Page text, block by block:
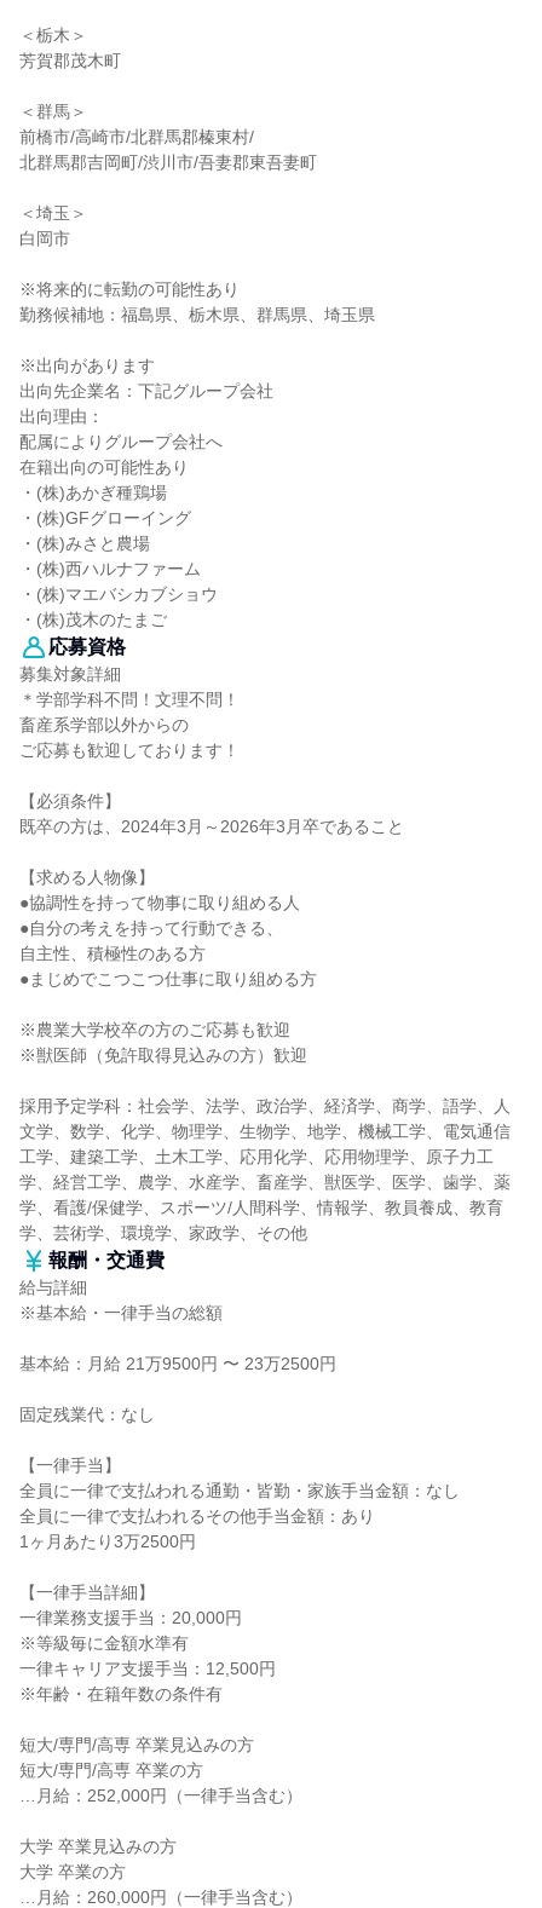
＜栃木＞
芳賀郡茂木町
＜群馬＞
前橋市/高崎市/北群馬郡榛東村/
北群馬郡吉岡町/渋川市/吾妻郡東吾妻町
＜埼玉＞
白岡市
※将来的に転勤の可能性あり
勤務候補地：福島県、栃木県、群馬県、埼玉県
※出向があります
出向先企業名：下記グループ会社
出向理由：
配属によりグループ会社へ
在籍出向の可能性あり
・(株)あかぎ種鶏場
・(株)GFグローイング
・(株)みさと農場
・(株)西ハルナファーム
・(株)マエバシカブショウ
・(株)茂木のたまご
応募資格
募集対象詳細
＊学部学科不問！文理不問！
畜産系学部以外からの
ご応募も歓迎しております！
【必須条件】
既卒の方は、2024年3月～2026年3月卒であること
【求める人物像】
●協調性を持って物事に取り組める人
●自分の考えを持って行動できる、
自主性、積極性のある方
●まじめでこつこつ仕事に取り組める方
※農業大学校卒の方のご応募も歓迎
※獣医師（免許取得見込みの方）歓迎
採用予定学科：社会学、法学、政治学、経済学、商学、語学、人
文学、数学、化学、物理学、生物学、地学、機械工学、電気通信
工学、建築工学、土木工学、応用化学、応用物理学、原子力工
学、経営工学、農学、水産学、畜産学、獣医学、医学、歯学、薬
学、看護/保健学、スポーツ/人間科学、情報学、教員養成、教育
学、芸術学、環境学、家政学、その他
報酬・交通費
給与詳細
※基本給・一律手当の総額
基本給：月給 21万9500円 〜 23万2500円
固定残業代：なし
【一律手当】
全員に一律で支払われる通勤・皆勤・家族手当金額：なし
全員に一律で支払われるその他手当金額：あり
1ヶ月あたり3万2500円
【一律手当詳細】
一律業務支援手当：20,000円
※等級毎に金額水準有
一律キャリア支援手当：12,500円
※年齢・在籍年数の条件有
短大/専門/高専 卒業見込みの方
短大/専門/高専 卒業の方
…月給：252,000円（一律手当含む）
大学 卒業見込みの方
大学 卒業の方
…月給：260,000円（一律手当含む）